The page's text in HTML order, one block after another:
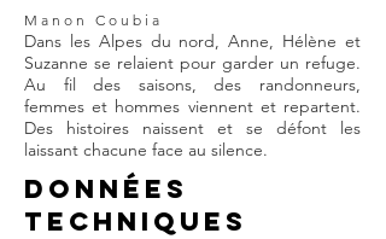
Manon Coubia
Dans les Alpes du nord, Anne, Hélène et
Suzanne se relaient pour garder un refuge.
Au fil des saisons, des randonneurs,
femmes et hommes viennent et repartent.
Des histoires naissent et se défont les
laissant chacune face au silence.
DONNÉES
TECHNIQUES